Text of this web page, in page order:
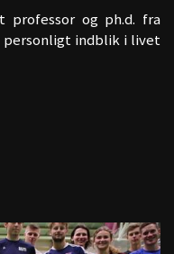
professor og ph.d. fra
personligt indblik i livet